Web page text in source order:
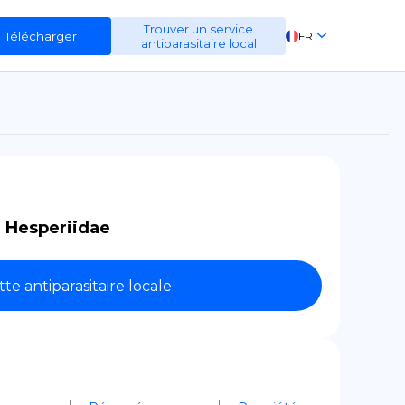
Télécharger
Trouver un service
antiparasitaire local
FR
EN
Hesperiidae
antiparasitaire locale